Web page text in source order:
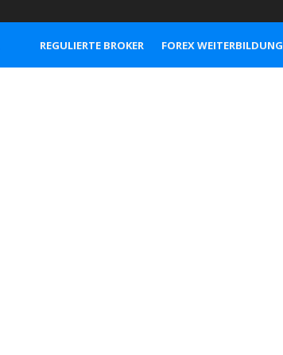
REGULIERTE BROKER FOREX WEITERBILDUNG